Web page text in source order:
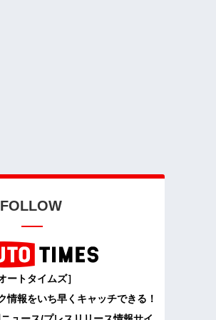
FOLLOW
ートタイムズ］
情報をいち早くキャッチできる！